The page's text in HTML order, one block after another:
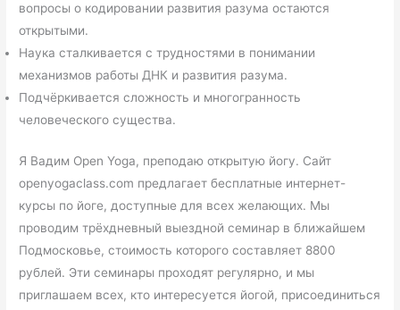
вопросы о кодировании развития разума остаются
открытыми.
Наука сталкивается с трудностями в понимании
механизмов работы ДНК и развития разума.
Подчёркивается сложность и многогранность
человеческого существа.
Я Вадим Open Yoga, преподаю открытую йогу. Сайт
openyogaclass.com предлагает бесплатные интернет-
курсы по йоге, доступные для всех желающих. Мы
проводим трёхдневный выездной семинар в ближайшем
Подмосковье, стоимость которого составляет 8800
рублей. Эти семинары проходят регулярно, и мы
приглашаем всех, кто интересуется йогой, присоединиться